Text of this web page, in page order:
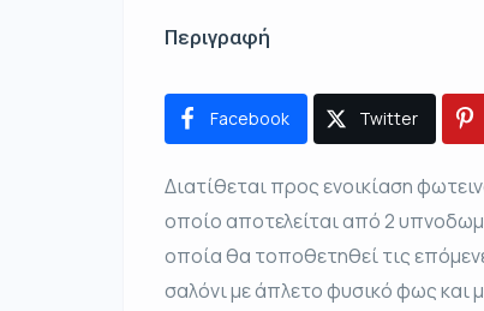
Περιγραφή
Facebook Twitter
Διατίθεται προς ενοικίαση
οποίο αποτελείται από 2
οποία θα τοποθετηθεί τις
σαλόνι με άπλετο φυσικό φως και